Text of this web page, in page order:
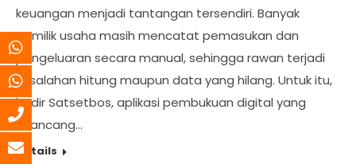
keuangan menjadi tantangan tersendiri. Banyak
pemilik usaha masih mencatat pemasukan dan
pengeluaran secara manual, sehingga rawan terjadi
kesalahan hitung maupun data yang hilang. Untuk itu,
hadir Satsetbos, aplikasi pembukuan digital yang
dirancang…
Details